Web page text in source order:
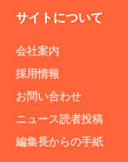
サイトについて
会社案内
採用情報
お問い合わせ
ニュース読者投稿
編集長からの手紙